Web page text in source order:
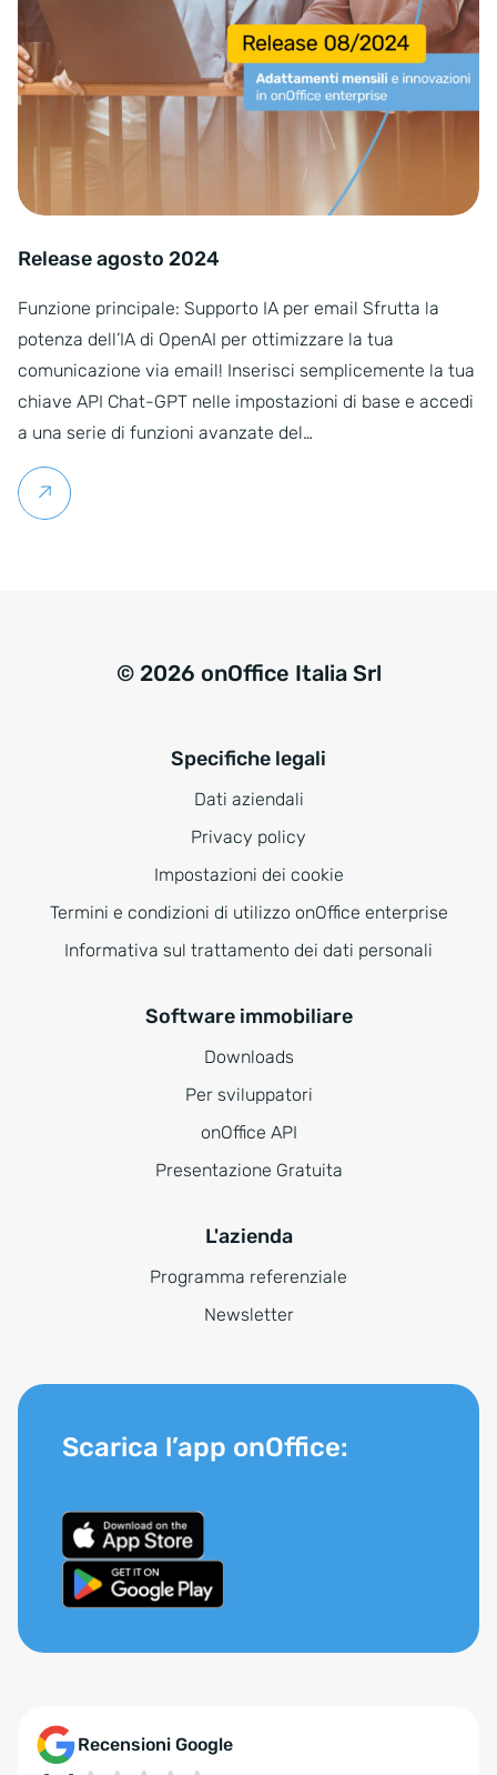
Release agosto 2024
Funzione principale: Supporto IA per email Sfrutta la
potenza dell’IA di OpenAI per ottimizzare la tua
comunicazione via email! Inserisci semplicemente la tua
chiave API Chat-GPT nelle impostazioni di base e accedi
a una serie di funzioni avanzate del…
Per saperne di più
© 2026 onOffice Italia Srl
Specifiche legali
Dati aziendali
Privacy policy
Impostazioni dei cookie
Termini e condizioni di utilizzo onOffice enterprise
Informativa sul trattamento dei dati personali
Software immobiliare
Downloads
Per sviluppatori
onOffice API
Presentazione Gratuita
L'azienda
Programma referenziale
Newsletter
Recensioni Google
Scarica l’app onOffice: